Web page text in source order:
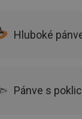
Hluboké
Pánve s